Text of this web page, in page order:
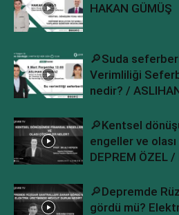
HAKAN GÜMÜŞ
🔎Suda
Verimliliği
nedir? /
🔎Kentsel
engeller ve
DEPREM ÖZEL /
🔎Depremde
gördü mü?